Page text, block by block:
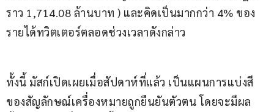
ราว 1,714.08 ล้านบาท ) และคิดเป็นมากกว่า 4% ของ
รายได้ทวิตเตอร์ตลอดช่วงเวลาดังกล่าว
ทั้งนี้ มัสก์เปิดเผยเมื่อสัปดาห์ที่แล้ว เป็นแผนการแบ่งสี
ของสัญลักษณ์เครื่องหมายถูกยืนยันตัวตน โดยจะมีผล